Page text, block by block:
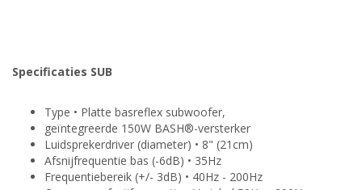
Specificaties SUB
Type • Platte basreflex subwoofer,
geïntegreerde 150W BASH®-versterker
Luidsprekerdriver (diameter) • 8" (21cm)
Afsnijfrequentie bas (-6dB) • 35Hz
Frequentiebereik (+/- 3dB) • 40Hz - 200Hz